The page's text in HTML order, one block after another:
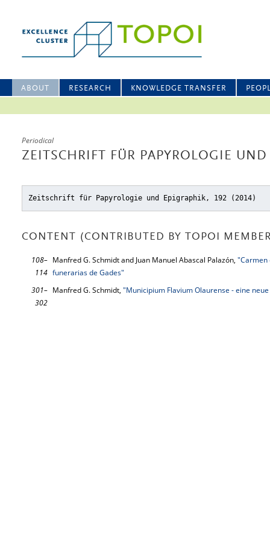
ABOUT RESEARCH KNOWLEDGE TRANSFER
Periodical
ZEITSCHRIFT FÜR PAPYROLOGIE
Zeitschrift für Papyrologie und Epigraphik, 192 (2014)
CONTENT (CONTRIBUTED BY TOPOI
108–
114
Manfred G. Schmidt and Juan Manuel Abascal Palazón, "Carmen
funerarias de Gades"
301–
302
Manfred G. Schmidt, "Municipium Flavium Olaurense - eine